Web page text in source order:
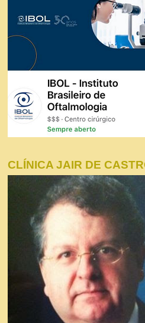
CLÍNICA JAIR DE